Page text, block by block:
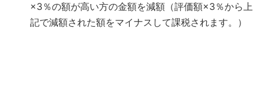
×3％の額が高い方の金額を減額（評価額×3％から上
記で減額された額をマイナスして課税されます。）